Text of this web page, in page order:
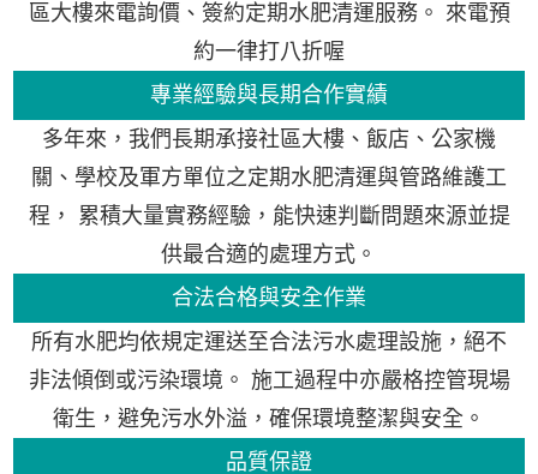
區大樓來電詢價、簽約定期水肥清運服務。 來電預
約一律打八折喔
專業經驗與長期合作實績
多年來，我們長期承接社區大樓、飯店、公家機
關、學校及軍方單位之定期水肥清運與管路維護工
程， 累積大量實務經驗，能快速判斷問題來源並提
供最合適的處理方式。
合法合格與安全作業
所有水肥均依規定運送至合法污水處理設施，絕不
非法傾倒或污染環境。 施工過程中亦嚴格控管現場
衛生，避免污水外溢，確保環境整潔與安全。
品質保證